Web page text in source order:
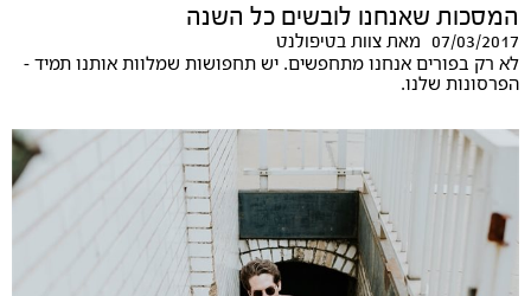
המסכות שאנחנו לובשים כל השנה
07/03/2017 מאת צוות בטיפולנט
לא רק בפורים אנחנו מתחפשים. יש תחפושות שמלוות אותנו תמיד -
הפרסונות שלנו.